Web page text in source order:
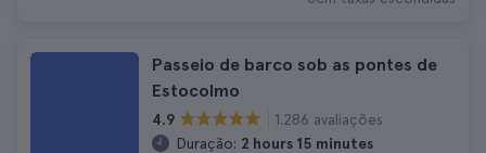
Passeio de barco sob as pontes de
Estocolmo
4.9
1.286 avaliações
Duração: 2 hours 15 minutes